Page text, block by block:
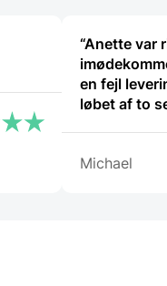
“Anette var
en fejl
løbet af to
Michael